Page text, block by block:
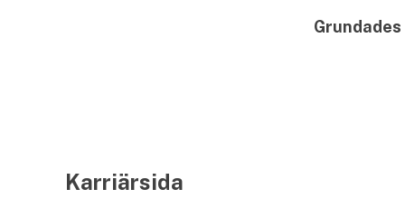
Grundades
Karriärsida